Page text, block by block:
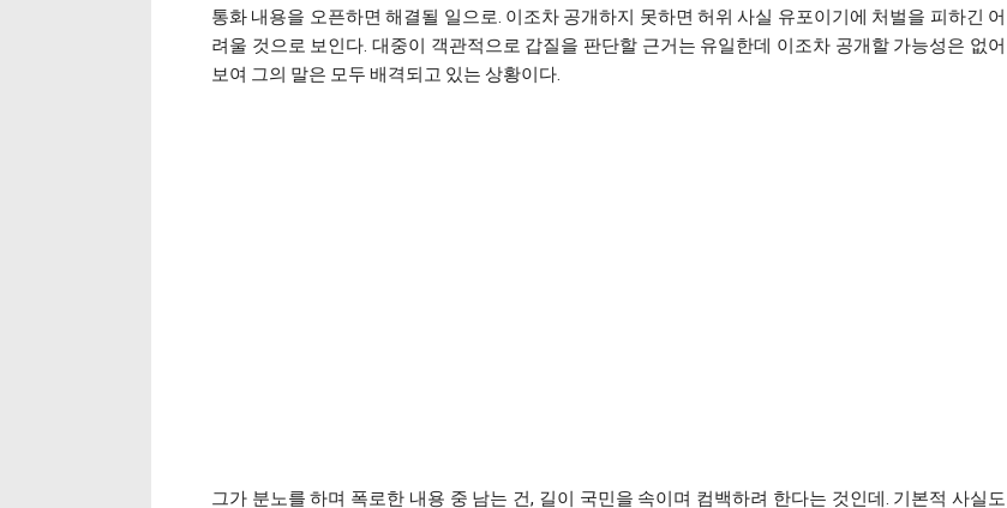
통화 내용을 오픈하면 해결될 일으로. 이조차 공개하지 못하면 허위 사실 유포이기에 처벌을 피하긴 어
려울 것으로 보인다. 대중이 객관적으로 갑질을 판단할 근거는 유일한데 이조차 공개할 가능성은 없어
보여 그의 말은 모두 배격되고 있는 상황이다.
그가 분노를 하며 폭로한 내용 중 남는 건, 길이 국민을 속이며 컴백하려 한다는 것인데. 기본적 사실도